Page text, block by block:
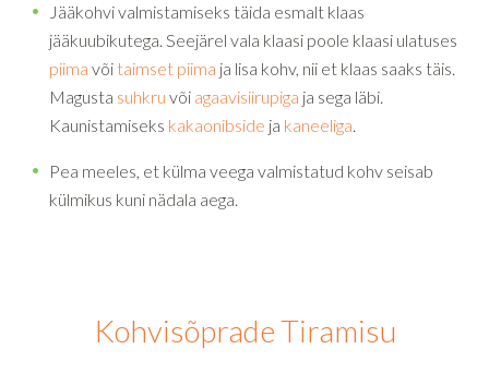
Jääkohvi valmistamiseks täida esmalt klaas
jääkuubikutega. Seejärel vala klaasi poole klaasi ulatuses
piima või taimset piima ja lisa kohv, nii et klaas saaks täis.
Magusta suhkru või agaavisiirupiga ja sega läbi.
Kaunistamiseks kakaonibside ja kaneeliga.
Pea meeles, et külma veega valmistatud kohv seisab
külmikus kuni nädala aega.
Kohvisõprade Tiramisu